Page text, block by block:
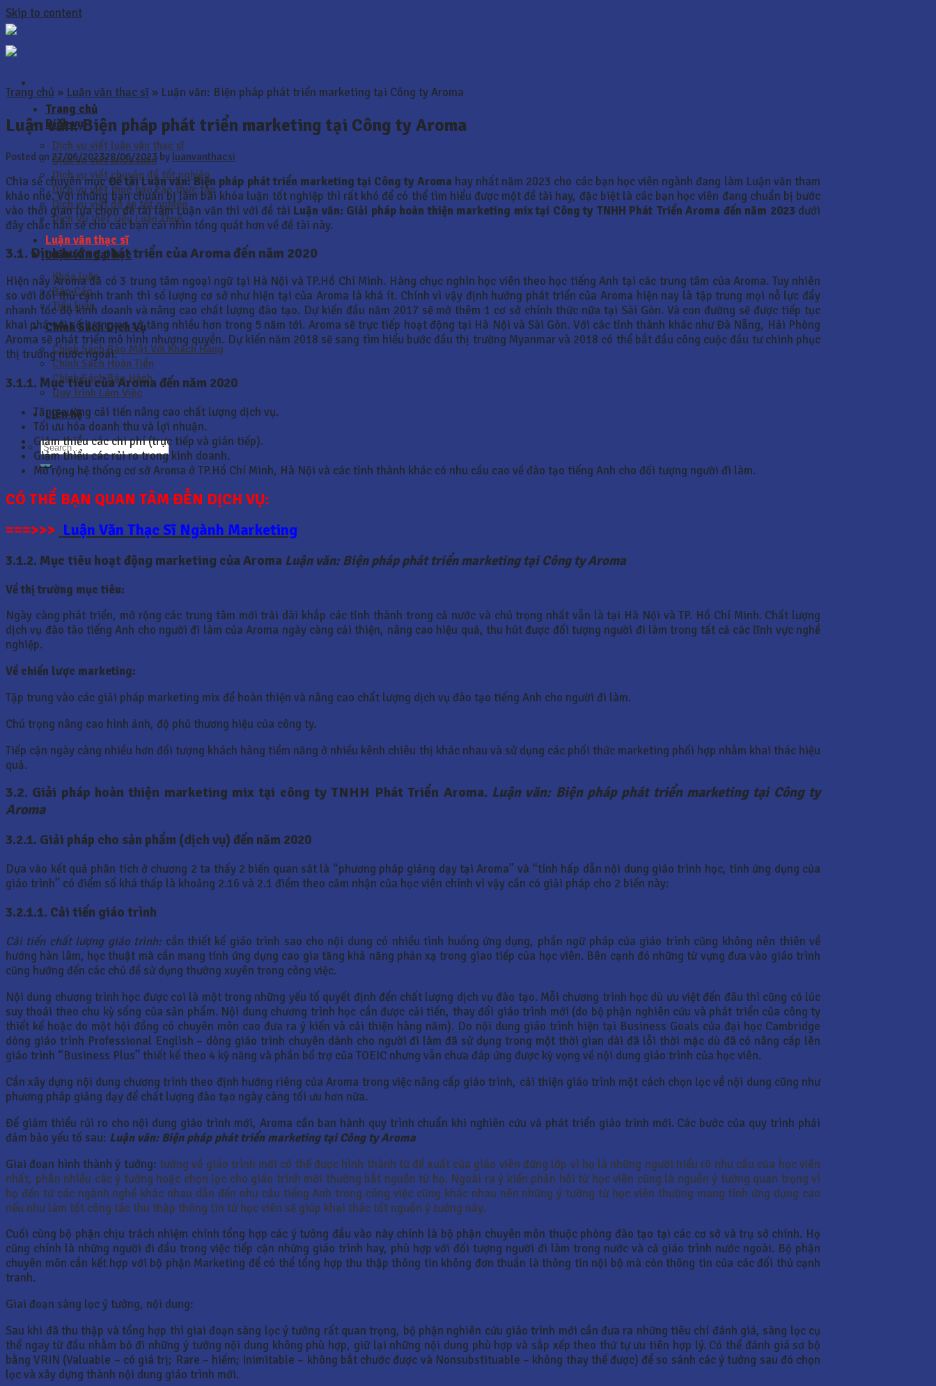
Skip to content
Trang chủ
Dịch vụ
Dịch vụ viết luận văn thạc sĩ
Dịch vụ viết khóa luận
Dịch vụ viết chuyên đề tốt nghiệp
Dịch vụ viết thuê báo cáo thực tập
Dịch vụ viết đồ án tốt nghiệp
Dịch Vụ Viết Tiểu Luận Thuê
Luận văn thạc sĩ
Luận văn đại học
Khóa luận
Báo Cáo
Tiểu luận
Chính Sách Dịch Vụ
Chính Sách Bảo Mật Với Khách Hàng
Chính Sách Hoàn Tiền
Chính Sách Bảo Hành
Quy Trình Làm Việc
Liên hệ
Trang chủ » Luận văn thạc sĩ » Luận văn: Biện pháp phát triển marketing tại Công ty Aroma
Luận văn: Biện pháp phát triển marketing tại Công ty Aroma
Posted on 27/06/202328/06/2023 by luanvanthacsi
Chia sẻ chuyên mụcĐề tài Luận văn: Biện pháp phát triển marketing tại Công ty Aroma hay nhất năm 2023 cho các bạn học viên ngành đang làm Luận văn tham
khảo nhé. Với những bạn chuẩn bị làm bài khóa luận tốt nghiệp thì rất khó để có thể tìm hiểu được một đề tài hay, đặc biệt là các bạn học viên đang chuẩn bị bước
vào thời gian lựa chọn đề tài làm Luận văn thì với đề tài Luận văn: Giải pháp hoàn thiện marketing mix tại Công ty TNHH Phát Triển Aroma đến năm 2023 dưới
đây chắc hẳn sẽ cho các bạn cái nhìn tổng quát hơn về đề tài này.
3.1. Định hướng phát triển của Aroma đến năm 2020
Hiện nay Aroma đã có 3 trung tâm ngoại ngữ tại Hà Nội và TP.Hồ Chí Minh. Hàng chục nghìn học viên theo học tiếng Anh tại các trung tâm của Aroma. Tuy nhiên
so với đối thủ cạnh tranh thì số lượng cơ sở như hiện tại của Aroma là khá ít. Chính vì vậy định hướng phát triển của Aroma hiện nay là tập trung mọi nỗ lực đẩy
nhanh tốc độ kinh doanh và nâng cao chất lượng đào tạo. Dự kiến đầu năm 2017 sẽ mở thêm 1 cơ sở chính thức nữa tại Sài Gòn. Và con đường sẽ được tiếp tục
khai phá với số lượng cơ sở tăng nhiều hơn trong 5 năm tới. Aroma sẽ trực tiếp hoạt động tại Hà Nội và Sài Gòn. Với các tỉnh thành khác như Đà Nẵng, Hải Phòng
Aroma sẽ phát triển mô hình nhượng quyền. Dự kiến năm 2018 sẽ sang tìm hiểu bước đầu thị trường Myanmar và 2018 có thể bắt đầu công cuộc đầu tư chinh phục
thị trường nước ngoài.
3.1.1. Mục tiêu của Aroma đến năm 2020
Tăng cường cải tiến nâng cao chất lượng dịch vụ.
Tối ưu hóa doanh thu và lợi nhuận.
Giảm thiểu các chi phí (trực tiếp và gián tiếp).
Giảm thiểu các rủi ro trong kinh doanh.
Mở rộng hệ thống cơ sở Aroma ở TP.Hồ Chí Minh, Hà Nội và các tỉnh thành khác có nhu cầu cao về đào tạo tiếng Anh cho đối tượng người đi làm.
CÓ THỂ BẠN QUAN TÂM ĐẾN DỊCH VỤ:
===>>> Luận Văn Thạc Sĩ Ngành Marketing
3.1.2. Mục tiêu hoạt động marketing của Aroma Luận văn: Biện pháp phát triển marketing tại Công ty Aroma
Về thị trường mục tiêu:
Ngày càng phát triển, mở rộng các trung tâm mới trải dài khắp các tỉnh thành trong cả nước và chú trọng nhất vẫn là tại Hà Nội và TP. Hồ Chí Minh. Chất lượng
dịch vụ đào tào tiếng Anh cho người đi làm của Aroma ngày càng cải thiện, nâng cao hiệu quả, thu hút được đối tượng người đi làm trong tất cả các lĩnh vực nghề
nghiệp.
Về chiến lược marketing:
Tập trung vào các giải pháp marketing mix để hoàn thiện và nâng cao chất lượng dịch vụ đào tạo tiếng Anh cho người đi làm.
Chú trọng nâng cao hình ảnh, độ phủ thương hiệu của công ty.
Tiếp cận ngày càng nhiều hơn đối tượng khách hàng tiềm năng ở nhiều kênh chiêu thị khác nhau và sử dụng các phối thức marketing phối hợp nhằm khai thác hiệu
quả.
3.2. Giải pháp hoàn thiện marketing mix tại công ty TNHH Phát Triển Aroma. Luận văn: Biện pháp phát triển marketing tại Công ty
Aroma
3.2.1. Giải pháp cho sản phẩm (dịch vụ) đến năm 2020
Dựa vào kết quả phân tích ở chương 2 ta thấy 2 biến quan sát là “phương pháp giảng dạy tại Aroma” và “tính hấp dẫn nội dung giáo trình học, tính ứng dụng của
giáo trình” có điểm số khá thấp là khoảng 2.16 và 2.1 điểm theo cảm nhận của học viên chính vì vậy cần có giải pháp cho 2 biến này:
3.2.1.1. Cải tiến giáo trình
Cải tiến chất lượng giáo trình: cần thiết kế giáo trình sao cho nội dung có nhiều tình huống ứng dụng, phần ngữ pháp của giáo trình cũng không nên thiên về
hướng hàn lâm, học thuật mà cần mang tính ứng dụng cao gia tăng khả năng phản xạ trong giao tiếp của học viên. Bên cạnh đó những từ vựng đưa vào giáo trình
cũng hướng đến các chủ đề sử dụng thường xuyên trong công việc.
Nội dung chương trình học được coi là một trong những yếu tố quyết định đến chất lượng dịch vụ đào tạo. Mỗi chương trình học dù ưu việt đến đâu thì cũng có lúc
suy thoái theo chu kỳ sống của sản phẩm. Nội dung chương trình học cần được cải tiến, thay đổi giáo trình mới (do bộ phận nghiên cứu và phát triển của công ty
thiết kế hoặc do một hội đồng có chuyên môn cao đưa ra ý kiến và cải thiện hàng năm). Do nội dung giáo trình hiện tại Business Goals của đại học Cambridge
dòng giáo trình Professional English – dòng giáo trình chuyên dành cho người đi làm đã sử dụng trong một thời gian dài đã lỗi thời mặc dù đã có nâng cấp lên
giáo trình “Business Plus” thiết kế theo 4 kỹ năng và phần bổ trợ của TOEIC nhưng vẫn chưa đáp ứng được kỳ vọng về nội dung giáo trình của học viên.
Cần xây dựng nội dung chương trình theo định hướng riêng của Aroma trong việc nâng cấp giáo trình, cải thiện giáo trình một cách chọn lọc về nội dung cũng như
phương pháp giảng dạy để chất lượng đào tạo ngày càng tối ưu hơn nữa.
Để giảm thiểu rủi ro cho nội dung giáo trình mới, Aroma cần ban hành quy trình chuẩn khi nghiên cứu và phát triển giáo trình mới. Các bước của quy trình phải
đảm bảo yếu tố sau: Luận văn: Biện pháp phát triển marketing tại Công ty Aroma
Giai đoạn hình thành ý tưởng: tưởng về giáo trình mới có thể được hình thành từ đề xuất của giáo viên đứng lớp vì họ là những người hiểu rõ nhu cầu của học viên
nhất, phần nhiều các ý tưởng hoặc chọn lọc cho giáo trình mới thường bắt nguồn từ họ. Ngoài ra ý kiến phản hồi từ học viên cũng là nguồn ý tưởng quan trọng vì
họ đến từ các ngành nghề khác nhau dẫn đến nhu cầu tiếng Anh trong công việc cũng khác nhau nên những ý tưởng từ học viên thường mang tính ứng dụng cao
nếu như làm tốt công tác thu thập thông tin từ học viên sẽ giúp khai thác tốt nguồn ý tưởng này.
Cuối cùng bộ phận chịu trách nhiệm chính tổng hợp các ý tưởng đầu vào này chính là bộ phận chuyên môn thuộc phòng đào tạo tại các cơ sở và trụ sở chính. Họ
cũng chính là những người đi đầu trong việc tiếp cận những giáo trình hay, phù hợp với đối tượng người đi làm trong nước và cả giáo trình nước ngoài. Bộ phận
chuyên môn cần kết hợp với bộ phận Marketing để có thể tổng hợp thu thập thông tin không đơn thuần là thông tin nội bộ mà còn thông tin của các đối thủ cạnh
tranh.
Giai đoạn sàng lọc ý tưởng, nội dung:
Sau khi đã thu thập và tổng hợp thì giai đoạn sàng lọc ý tưởng rất quan trọng, bộ phận nghiên cứu giáo trình mới cần đưa ra những tiêu chí đánh giá, sàng lọc cụ
thể ngay từ đầu nhằm bỏ đi những ý tưởng nội dung không phù hợp, giữ lại những nội dung phù hợp và sắp xếp theo thứ tự ưu tiên hợp lý. Có thể đánh giá sơ bộ
bằng VRIN (Valuable – có giá trị; Rare – hiếm; Inimitable – không bắt chước được và Nonsubstituable – không thay thế được) để so sánh các ý tưởng sau đó chọn
lọc và xây dựng thành nội dung giáo trình mới.